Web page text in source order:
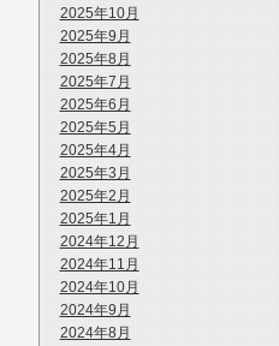
2025年10月
2025年9月
2025年8月
2025年7月
2025年6月
2025年5月
2025年4月
2025年3月
2025年2月
2025年1月
2024年12月
2024年11月
2024年10月
2024年9月
2024年8月